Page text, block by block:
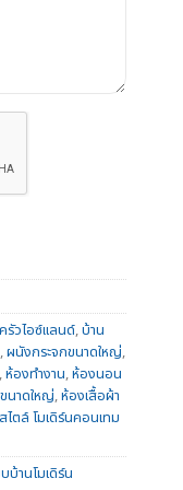
ครัวไอซ์แลนด์,บ้าน
,ผนังกระจกขนาดใหญ่,
,ห้องทำงาน,ห้องนอน
นาดใหญ่,ห้องเสื้อผ้า
ตล์ โมเดิร์นคอนเทม
บ้านโมเดิร์น